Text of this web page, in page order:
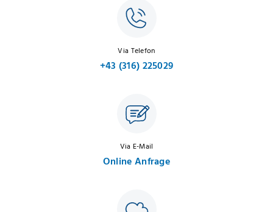
Via Telefon
+43 (316) 225029
Via E-Mail
Online Anfrage